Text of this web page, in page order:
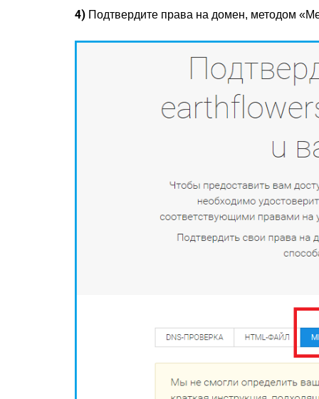
4) Подтвердите права на домен, методом